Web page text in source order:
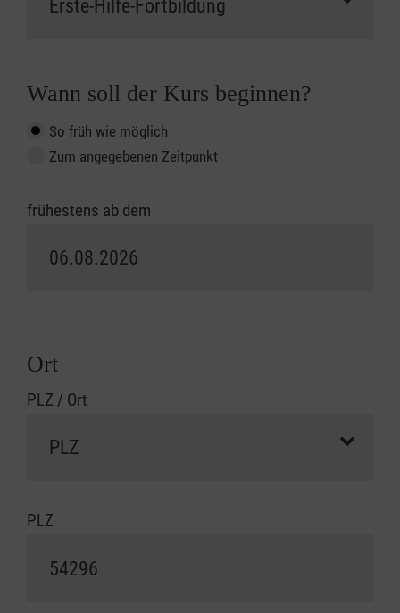
Wann soll der Kurs beginnen?
So früh wie möglich
Zum angegebenen Zeitpunkt
frühestens ab dem
Ort
PLZ / Ort
PLZ